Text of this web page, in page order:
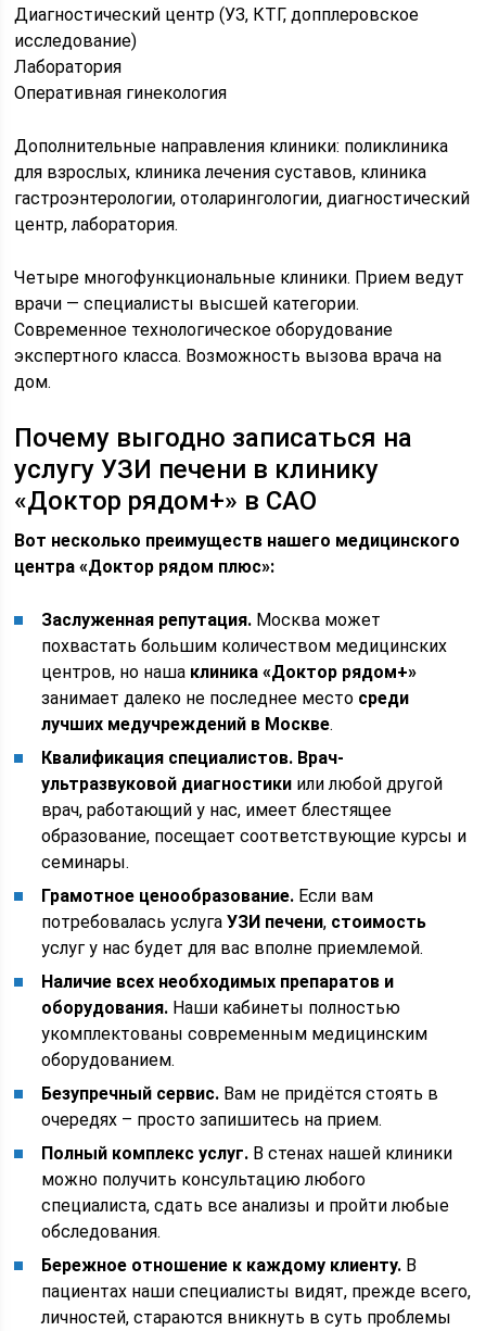
Диагностический центр (УЗ, КТГ, допплеровское
исследование)
Лаборатория
Оперативная гинекология
Дополнительные направления клиники: поликлиника
для взрослых, клиника лечения суставов, клиника
гастроэнтерологии, отоларингологии, диагностический
центр, лаборатория.
Четыре многофункциональные клиники. Прием ведут
врачи — специалисты высшей категории.
Современное технологическое оборудование
экспертного класса. Возможность вызова врача на
дом.
Почему выгодно записаться на
услугу УЗИ печени в клинику
«Доктор рядом+» в САО
Вот несколько преимуществ нашего медицинского
центра «Доктор рядом плюс»:
Заслуженная репутация. Москва может
похвастать большим количеством медицинских
центров, но наша клиника «Доктор рядом+»
занимает далеко не последнее место среди
лучших медучреждений в Москве.
Квалификация специалистов. Врач-
ультразвуковой диагностики или любой другой
врач, работающий у нас, имеет блестящее
образование, посещает соответствующие курсы и
семинары.
Грамотное ценообразование. Если вам
потребовалась услугаУЗИ печени, стоимость
услуг у нас будет для вас вполне приемлемой.
Наличие всех необходимых препаратов и
оборудования. Наши кабинеты полностью
укомплектованы современным медицинским
оборудованием.
Безупречный сервис. Вам не придётся стоять в
очередях – просто запишитесь на прием.
Полный комплекс услуг. В стенах нашей клиники
можно получить консультацию любого
специалиста, сдать все анализы и пройти любые
обследования.
Бережное отношение к каждому клиенту. В
пациентах наши специалисты видят, прежде всего,
личностей, стараются вникнуть в суть проблемы